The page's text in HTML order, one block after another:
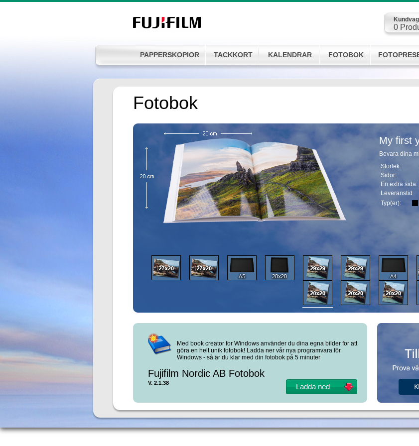
0
PAPPERSKOPIOR TACKKORT KALENDRAR FOTOBOK
Fotobok
My first
Bevara dina
Storlek:
Sidor:
En extra sida:
Leveranstid
Typ(er):
Med book creator for Windows använder du dina egna bilder för att
göra en helt unik fotobok! Ladda ner vår nya programvara för
Windows - så är du klar med din fotobok på 5 minuter
Fujifilm Nordic AB Fotobok
V. 2.1.38 Ladda ned